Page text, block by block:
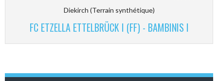
Diekirch (Terrain synthétique)
FC ETZELLA ETTELBRÜCK I (FF) - BAMBINIS I